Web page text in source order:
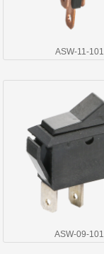
ASW-11-101
ASW-09-101